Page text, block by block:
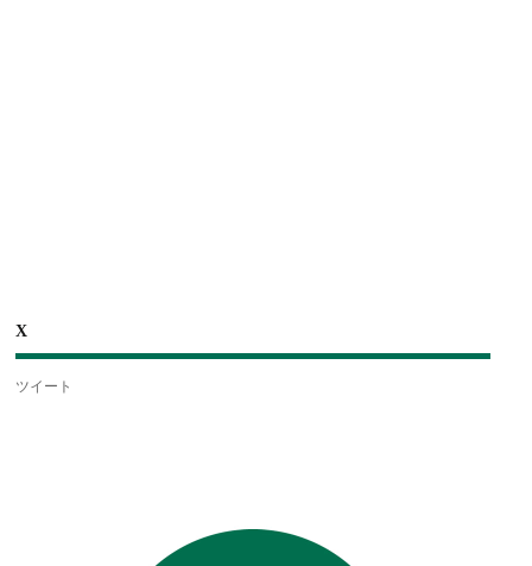
X
ツイート